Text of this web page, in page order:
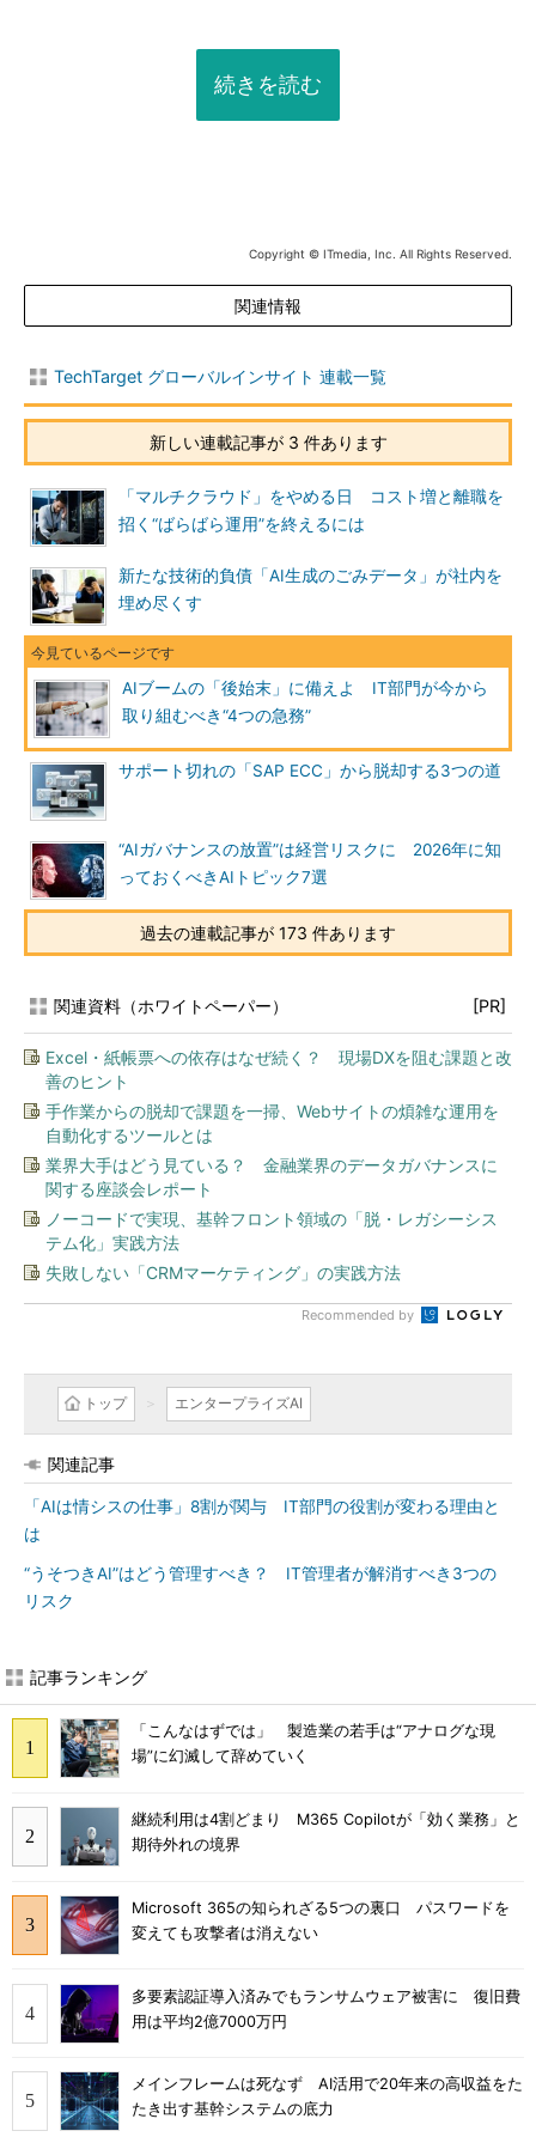
続きを読む
Copyright © ITmedia, Inc. All Rights Reserved.
関連情報
TechTarget グローバルインサイト 連載一覧
新しい連載記事が 3 件あります
「マルチクラウド」をやめる日 コスト増と離職を
招く“ばらばら運用”を終えるには
新たな技術的負債「AI生成のごみデータ」が社内を
埋め尽くす
AIブームの「後始末」に備えよ IT部門が今から
取り組むべき“4つの急務”
サポート切れの「SAP ECC」から脱却する3つの道
“AIガバナンスの放置”は経営リスクに 2026年に知
っておくべきAIトピック7選
過去の連載記事が 173 件あります
関連資料（ホワイトペーパー） [PR]
Excel・紙帳票への依存はなぜ続く？ 現場DXを阻む課題と改
善のヒント
手作業からの脱却で課題を一掃、Webサイトの煩雑な運用を
自動化するツールとは
業界大手はどう見ている？ 金融業界のデータガバナンスに
関する座談会レポート
ノーコードで実現、基幹フロント領域の「脱・レガシーシス
テム化」実践方法
失敗しない「CRMマーケティング」の実践方法
Recommended by
トップ エンタープライズAI
関連記事
「AIは情シスの仕事」8割が関与 IT部門の役割が変わる理由と
は
“うそつきAI”はどう管理すべき？ IT管理者が解消すべき3つの
リスク
記事ランキング
「こんなはずでは」 製造業の若手は“アナログな現
場”に幻滅して辞めていく
継続利用は4割どまり M365 Copilotが「効く業務」と
期待外れの境界
Microsoft 365の知られざる5つの裏口 パスワードを
変えても攻撃者は消えない
多要素認証導入済みでもランサムウェア被害に 復旧費
用は平均2億7000万円
メインフレームは死なず AI活用で20年来の高収益をた
たき出す基幹システムの底力